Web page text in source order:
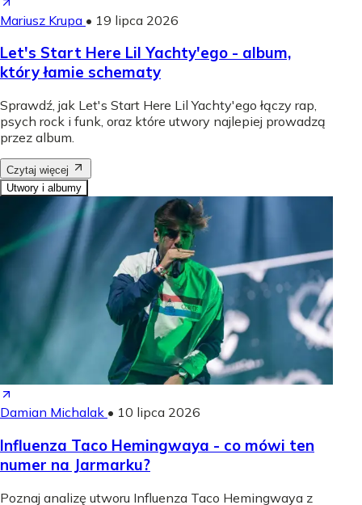
Mariusz Krupa • 19 lipca 2026
Let's Start Here Lil Yachty'ego - album,
który łamie schematy
Sprawdź, jak Let's Start Here Lil Yachty'ego łączy rap,
psych rock i funk, oraz które utwory najlepiej prowadzą
przez album.
Czytaj więcej
Utwory i albumy
Damian Michalak • 10 lipca 2026
Influenza Taco Hemingwaya - co mówi ten
numer na Jarmarku?
Poznaj analizę utworu Influenza Taco Hemingwaya z